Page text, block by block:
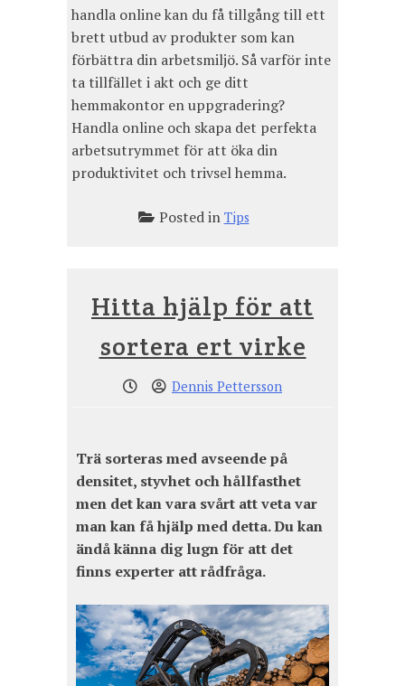
handla online kan du få tillgång till ett
brett utbud av produkter som kan
förbättra din arbetsmiljö. Så varför inte
ta tillfället i akt och ge ditt
hemmakontor en uppgradering?
Handla online och skapa det perfekta
arbetsutrymmet för att öka din
produktivitet och trivsel hemma.
Posted in Tips
Hitta hjälp för att
sortera ert virke
Dennis Pettersson
Trä sorteras med avseende på
densitet, styvhet och hållfasthet
men det kan vara svårt att veta var
man kan få hjälp med detta. Du kan
ändå känna dig lugn för att det
finns experter att rådfråga.